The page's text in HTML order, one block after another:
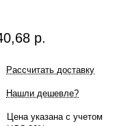
р.
Рассчитать доставку
Нашли дешевле?
Цена указана с учетом